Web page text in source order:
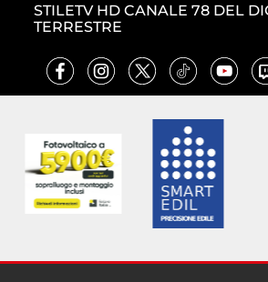
STILETV HD CANALE 78 DEL
TERRESTRE